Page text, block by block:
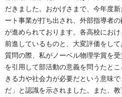
だきました。おかげさまで、今年度
ート事業が打ち出され、外部指導者
が進められております。各高校にお
前進しているものと、大変評価をして
質問の際、私がノーベル物理学賞を
を引用して部活動の意義を問うたと
きる力や社会力が必要だという意味
だ」と認識を示されました。また、